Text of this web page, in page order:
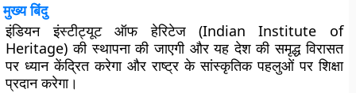
मुख्य बिंदु
इंडियन इंस्टीट्यूट ऑफ हेरिटेज (Indian Institute of
Heritage) की स्थापना की जाएगी और यह देश की समृद्ध विरासत
पर ध्यान केंद्रित करेगा और राष्ट्र के सांस्कृतिक पहलुओं पर शिक्षा
प्रदान करेगा।